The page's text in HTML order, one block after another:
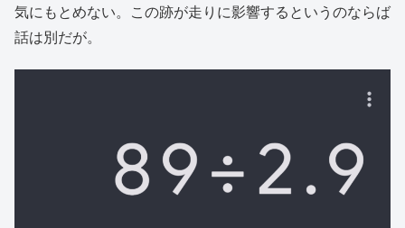
気にもとめない。この跡が走りに影響するというのならば
話は別だが。